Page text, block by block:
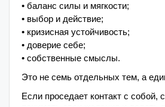
• баланс силы и мягкости;
• выбор и действие;
• кризисная устойчивость;
• доверие себе;
• собственные смыслы.
Это не семь отдельных тем, а
Если проседает контакт с собой,